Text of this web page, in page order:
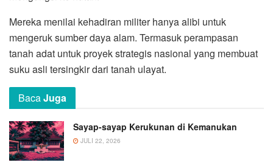
Mereka menilai kehadiran militer hanya alibi untuk
mengeruk sumber daya alam. Termasuk perampasan
tanah adat untuk proyek strategis nasional yang membuat
suku asli tersingkir dari tanah ulayat.
BacaJuga
Sayap-sayap Kerukunan di Kemanukan
JULI 22, 2026